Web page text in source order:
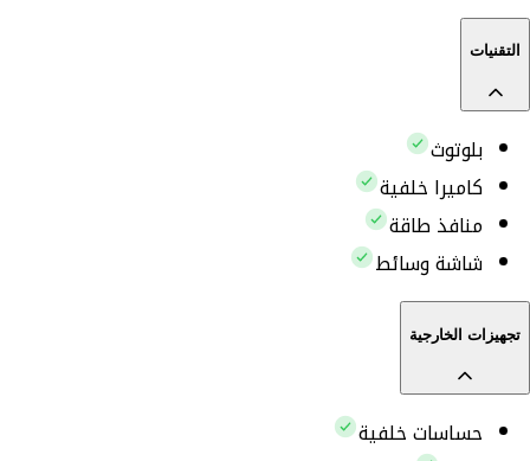
التقنيات
بلوتوث
كاميرا خلفية
منافذ طاقة
شاشة وسائط
تجهيزات الخارجية
حساسات خلفية